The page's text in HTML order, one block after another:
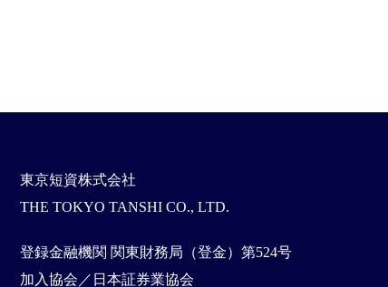
東京短資株式会社
THE TOKYO TANSHI CO., LTD.
登録金融機関 関東財務局（登金）第524号
加入協会／日本証券業協会